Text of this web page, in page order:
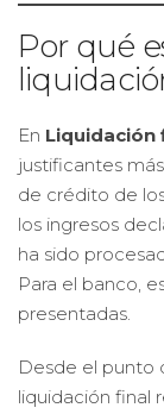
Por qué
En Liquidación
justificantes
de crédito de
los ingresos
ha sido
Para el banco,
presentadas.
Desde el punto
liquidación final